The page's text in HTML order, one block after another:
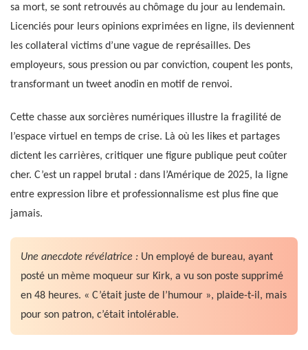
sa mort, se sont retrouvés au chômage du jour au lendemain.
Licenciés pour leurs opinions exprimées en ligne, ils deviennent
les collateral victims d’une vague de représailles. Des
employeurs, sous pression ou par conviction, coupent les ponts,
transformant un tweet anodin en motif de renvoi.
Cette chasse aux sorcières numériques illustre la fragilité de
l’espace virtuel en temps de crise. Là où les likes et partages
dictent les carrières, critiquer une figure publique peut coûter
cher. C’est un rappel brutal : dans l’Amérique de 2025, la ligne
entre expression libre et professionnalisme est plus fine que
jamais.
Une anecdote révélatrice : Un employé de bureau, ayant
posté un mème moqueur sur Kirk, a vu son poste supprimé
en 48 heures. « C’était juste de l’humour », plaide-t-il, mais
pour son patron, c’était intolérable.